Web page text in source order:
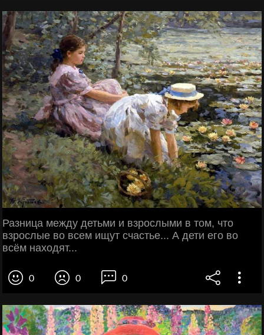
Разница между детьми и взрослыми в том, что
взрослые во всем ищут счастье... А дети его во
всём находят...
0 0 0